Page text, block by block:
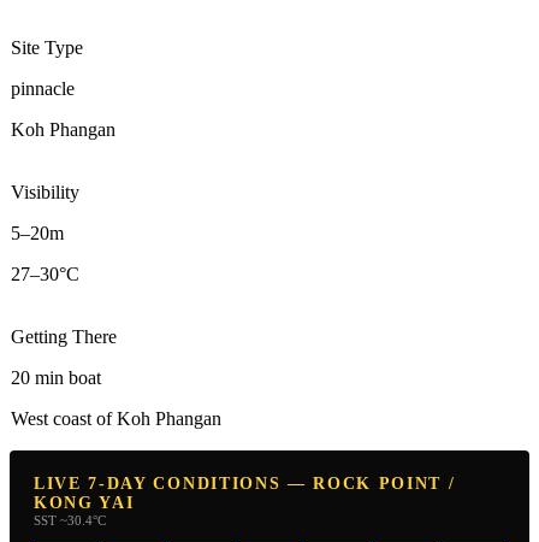
Site Type
pinnacle
Koh Phangan
Visibility
5–20m
27–30°C
Getting There
20 min boat
West coast of Koh Phangan
LIVE 7-DAY CONDITIONS — ROCK POINT /
KONG YAI
SST ~30.4°C